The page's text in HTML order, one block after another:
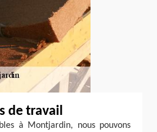
de travail
à Montjardin, nous pouvons